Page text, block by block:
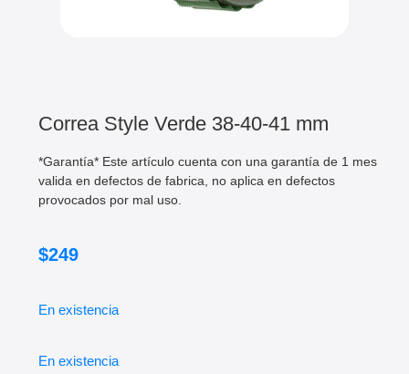
Correa Style Verde 38-40-41 mm
*Garantía* Este artículo cuenta con una garantía de 1 mes
valida en defectos de fabrica, no aplica en defectos
provocados por mal uso.
$249
En existencia
En existencia